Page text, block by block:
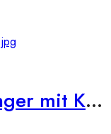
585er Gelbgold Anhänger mit Kreis Zirkonia